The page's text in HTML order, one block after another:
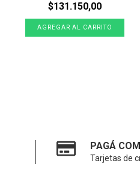
$131.150,00
PAGÁ
Tarjetas de